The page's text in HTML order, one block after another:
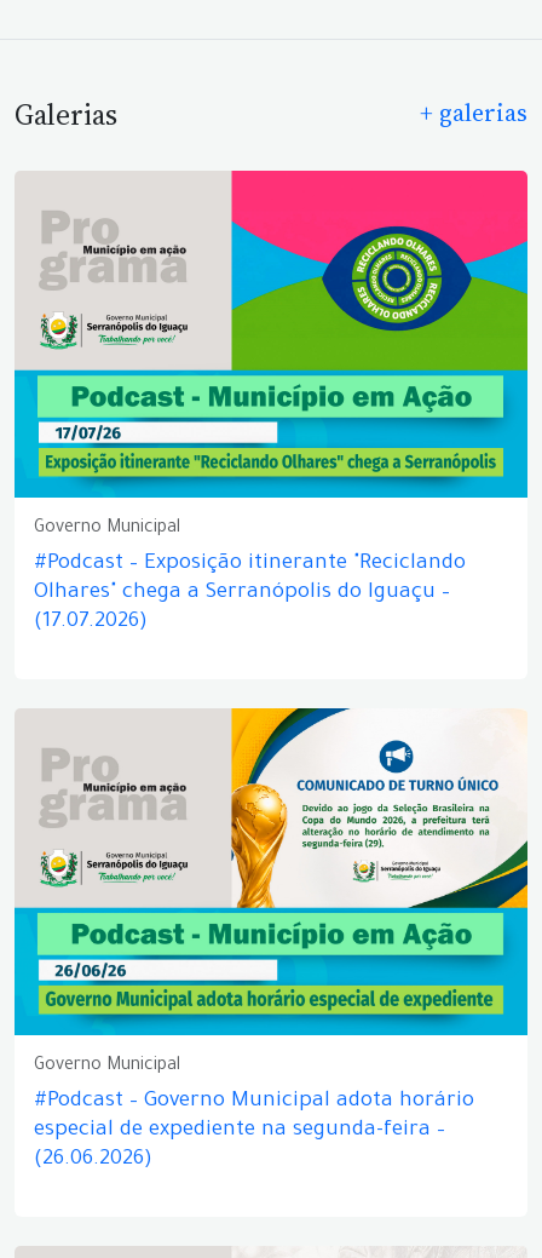
Galerias + galerias
Governo Municipal
#Podcast – Exposição itinerante "Reciclando
Olhares" chega a Serranópolis do Iguaçu –
(17.07.2026)
Governo Municipal
#Podcast – Governo Municipal adota horário
especial de expediente na segunda-feira –
(26.06.2026)